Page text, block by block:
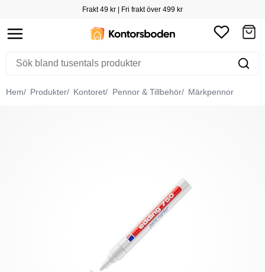
Frakt 49 kr | Fri frakt över 499 kr
Hem Produkter Kontoret Pennor & Tillbehör Märkpennor